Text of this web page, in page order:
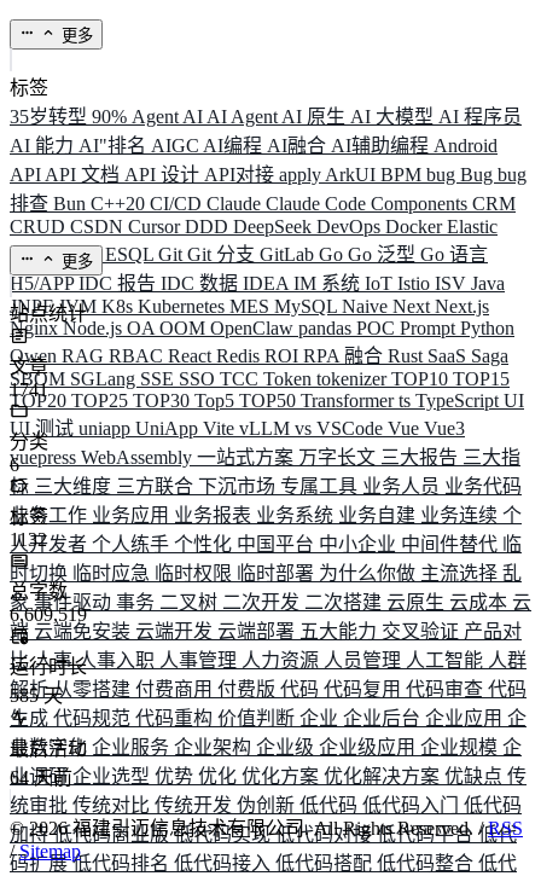
更多
标签
35岁转型 90% Agent AI AI Agent AI 原生 AI 大模型 AI 程序员
AI 能力 AI"排名 AIGC AI编程 AI融合 AI辅助编程 Android
API API 文档 API 设计 API对接 apply ArkUI BPM bug Bug bug
排查 Bun C++20 CI/CD Claude Claude Code Components CRM
CRUD CSDN CursorDDD DeepSeek DevOps DockerElastic
ELK ElysiaESQL Git Git 分支 GitLab Go Go 泛型 Go 语言
H5/APPIDC 报告 IDC 数据 IDEA IM 系统 IoT Istio ISV Java
JNPFJVM K8s Kubernetes MES MySQL Naive Next Next.js
NginxNode.js OA OOM OpenClaw pandas POC Prompt Python
Qwen RAG RBAC React Redis ROI RPA 融合 Rust SaaS Saga
SBOM SGLang SSE SSO TCC Token tokenizerTOP10 TOP15
TOP20 TOP25 TOP30 Top5 TOP50 Transformerts TypeScript UI
UI 测试 uniapp UniApp Vite vLLM vs VSCode Vue Vue3
vuepress WebAssembly 一站式方案 万字长文 三大报告 三大指
标 三大维度 三方联合 下沉市场 专属工具 业务人员 业务代码
业务工作 业务应用 业务报表 业务系统 业务自建 业务连续 个
人开发者 个人练手 个性化 中国平台 中小企业 中间件替代 临
时切换 临时应急 临时权限 临时部署 为什么你做 主流选择 乱
象 事件驱动 事务 二叉树 二次开发 二次搭建 云原生 云成本 云
端 云端免安装 云端开发 云端部署 五大能力 交叉验证 产品对
比人事人事入职 人事管理 人力资源 人员管理 人工智能 人群
解析从零搭建 付费商用 付费版 代码 代码复用 代码审查 代码
生成 代码规范 代码重构 价值判断 企业 企业后台 企业应用 企
业数字化 企业服务 企业架构 企业级 企业级应用 企业规模 企
业调研企业选型 优势 优化 优化方案 优化解决方案 优缺点 传
统审批 传统对比 传统开发 伪创新 低代码 低代码入门 低代码
加持低代码商业版低代码实现低代码对接低代码平台 低代
码扩展低代码排名 低代码接入 低代码搭配 低代码整合 低代
更多
站点统计
文章
1741
分类
6
标签
1132
总字数
6,609,519
运行时长
585 天
最后活动
64 天前
©2026福建引迈信息技术有限公司. All Rights Reserved. /RSS
/Sitemap